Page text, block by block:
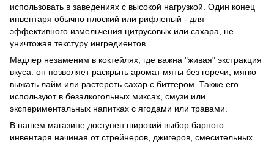
использовать в заведениях с высокой нагрузкой. Один конец
инвентаря обычно плоский или рифленый - для
эффективного измельчения цитрусовых или сахара, не
уничтожая текстуру ингредиентов.
Мадлер незаменим в коктейлях, где важна "живая" экстракция
вкуса: он позволяет раскрыть аромат мяты без горечи, мягко
выжать лайм или растереть сахар с биттером. Также его
используют в безалкогольных миксах, смузи или
экспериментальных напитках с ягодами или травами.
В нашем магазине доступен широкий выбор барного
инвентаря начиная от стрейнеров, джигеров, смесительных